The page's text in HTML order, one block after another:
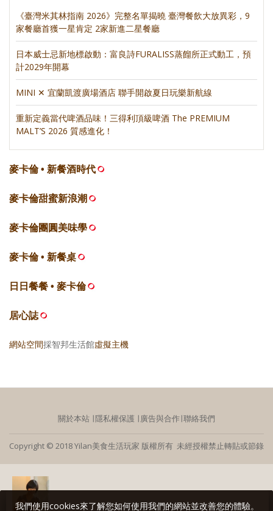
《臺灣米其林指南 2026》完整名單揭曉 臺灣餐飲大放異彩，9
家餐廳首獲一星肯定 2家新進二星餐廳
日本威士忌新地標啟動：富良詩FURALISS蒸餾所正式動工，預
計2029年開幕
MINI ✕ 宜蘭凱渡廣場酒店 聯手開啟夏日玩樂新航線
重新定義當代啤酒品味！三得利頂級啤酒 The PREMIUM
MALT’S 2026 質感進化！
麥卡倫 • 新餐酒時代
麥卡倫甜蜜新浪潮
麥卡倫團圓美味學
麥卡倫 • 新餐桌
日日餐餐 • 麥卡倫
居心誌
網站空間採智邦生活館虛擬主機
關於本站 ∣隱私權保護 ∣廣告與合作∣聯絡我們
Copyright © 2018 Yilan美食生活玩家 版權所有 未經授權禁止轉貼或節錄
我們使用cookies來了解您如何使用我們的網站並改善您的體驗。